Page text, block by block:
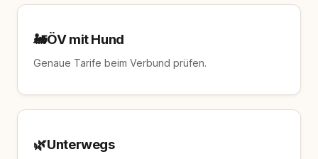
🚂ÖV mit Hund
Genaue Tarife beim Verbund prüfen.
🌿Unterwegs